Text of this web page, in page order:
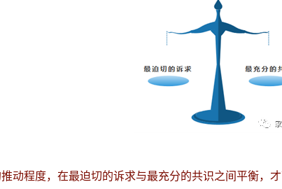
动程度，在最迫切的诉求与最充分的共识之间平衡，才